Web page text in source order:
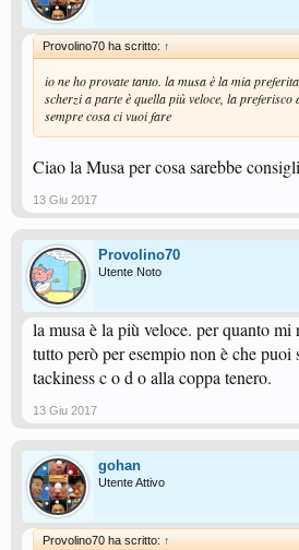
Provolino70 ha scritto: ↑
io ne ho provate tanto. la musa è la mia
scherzi a parte è quella più veloce, la preferisco
sempre cosa ci vuoi fare
Ciao la Musa per cosa sarebbe
13 Giu 2017
Provolino70
Utente Noto
la musa è la più veloce. per quanto
tutto però per esempio non è che puoi
tackiness c o d o alla coppa tenero.
13 Giu 2017
gohan
Utente Attivo
Provolino70 ha scritto: ↑